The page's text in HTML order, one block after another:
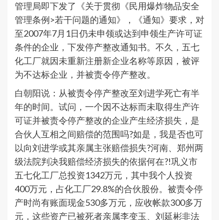
管理局即下发了《关于贯彻《民用爆炸物品安全
管理条例>若干问题的通知》，《通知》要求，对
至2007年7月1日仍未申领或达到申领生产许可证
条件的企业，下发停产整改通知书。不久，五七
化工厂就因未重新注册新企业名称等原因，被评
为不达标企业，并被责令停产整改。
白朝阳说：从被责令停产整改至刘进学死亡有半
年的时间。试问，一个因不达标而未取得生产许
可证并被责令停产整改的企业产生经济损失，是
合伙人互相之间赔偿的范围吗?如是，我是否也可
以向刘进学或其亲属主张赔偿损失?河南、郑州两
级法院判决我赔偿经济损失的依据何在?!巩义市
五七化工厂总投资1342万元，其中我个人投资
400万元，占化工厂29.8%的合伙股份。被责令停
产时尚有账面现金530多万元，应收帐款300多万
元，这些资产已被死者亲属李变玉、刘延彬非法